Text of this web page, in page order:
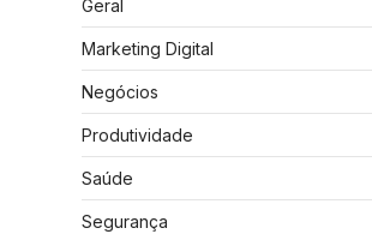
Geral
Marketing Digital
Negócios
Produtividade
Saúde
Segurança